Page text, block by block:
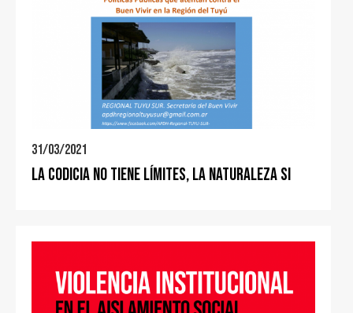
31/03/2021
La codicia no tiene límites, la naturaleza si